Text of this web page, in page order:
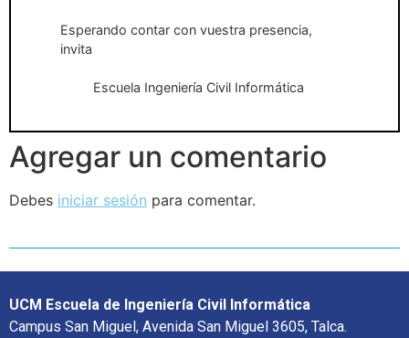
Esperando contar con vuestra presencia,
invita
Escuela Ingeniería Civil Informática
Agregar un comentario
Debes iniciar sesión para comentar.
UCM Escuela de Ingeniería Civil Informática
Campus San Miguel, Avenida San Miguel 3605, Talca.